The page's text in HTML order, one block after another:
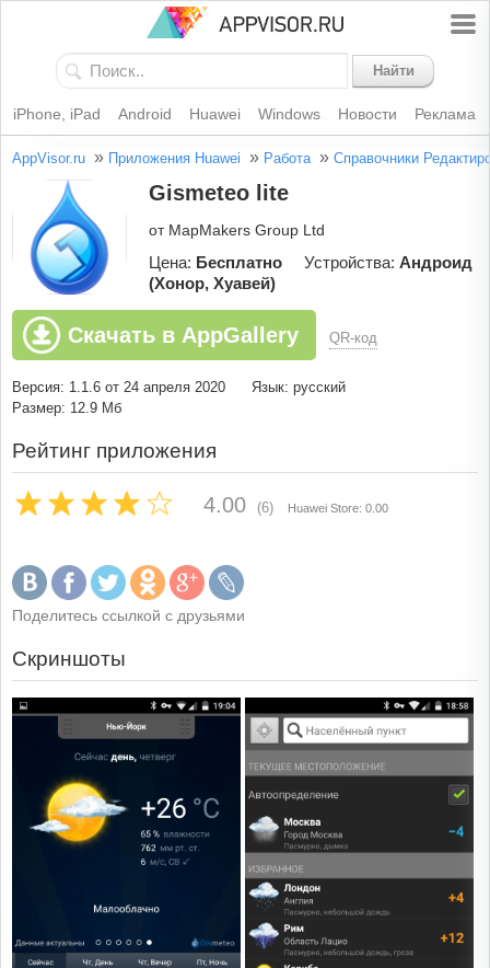
Найти
iPhone, iPad Android Huawei Windows Новости Реклама
AppVisor.ru » Приложения Huawei » Работа » Справочники
Gismeteo lite
от MapMakers Group Ltd
Цена: Бесплатно Устройства: Андроид
(Хонор, Хуавей)
Скачать в AppGallery QR-код
Версия: 1.1.6 от 24 апреля 2020
Язык: русский
Размер: 12.9 Мб
Рейтинг приложения
4.00 (6) Huawei Store: 0.00
Поделитесь ссылкой с друзьями
Скриншоты